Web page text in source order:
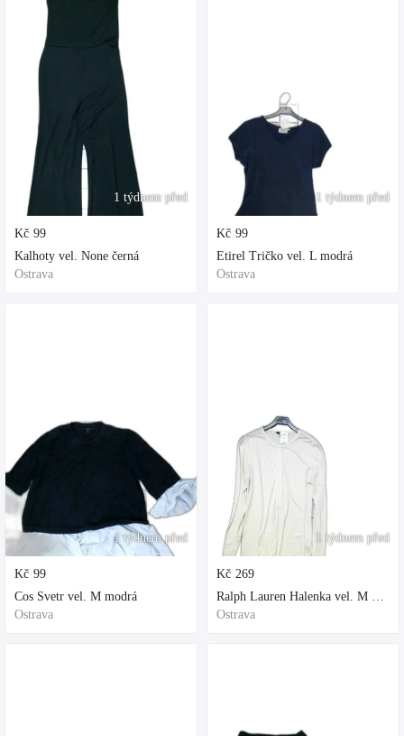
1 týdnem před
Kč 99
Kalhoty vel. None černá
Ostrava
1 týdnem před
Kč 99
Cos Svetr vel. M modrá
Ostrava
1 týdnem před
Kč 99
Etirel Tričko vel. L modrá
Ostrava
1 týdnem před
Kč 269
Ralph Lauren Halenka vel. M bílá
Ostrava